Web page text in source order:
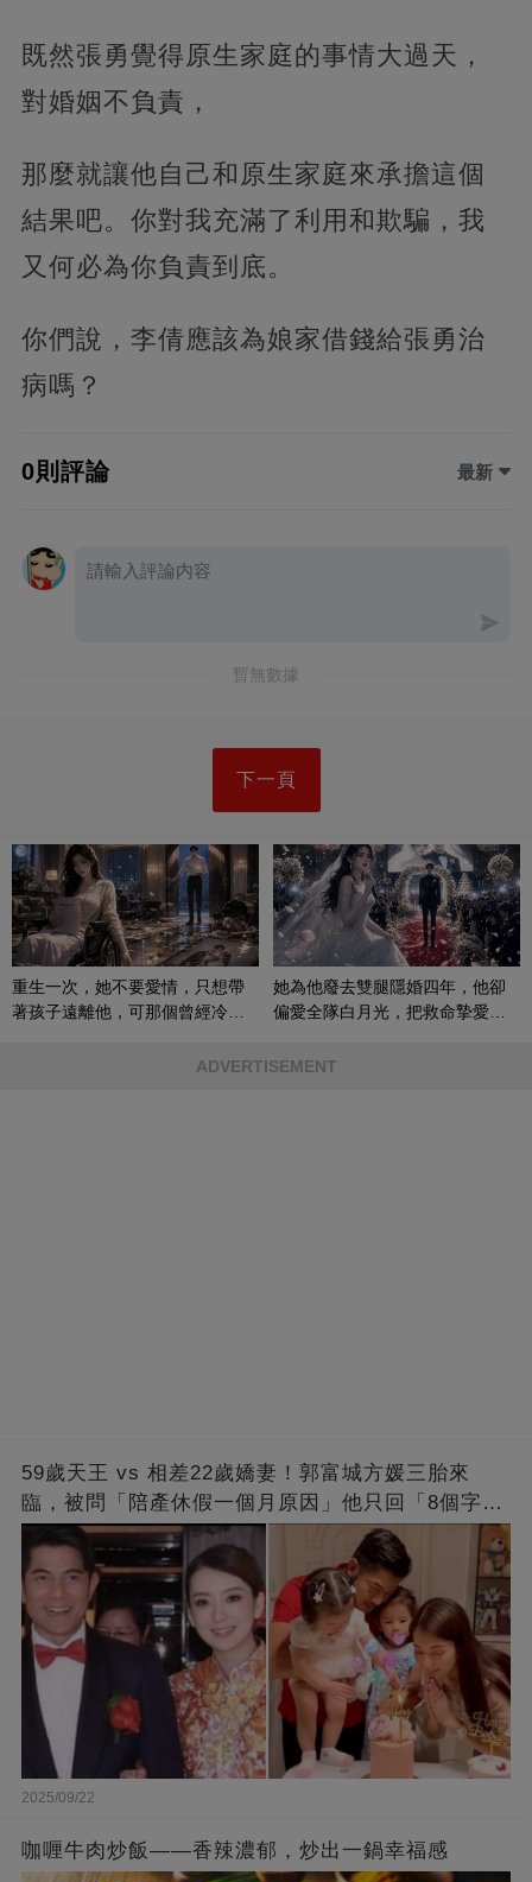
既然張勇覺得原生家庭的事情大過天，
對婚姻不負責，
那麼就讓他自己和原生家庭來承擔這個
結果吧。你對我充滿了利用和欺騙，我
又何必為你負責到底。
你們說，李倩應該為娘家借錢給張勇治
病嗎？
0則評論 最新
暫無數據
下一頁
重生一次，她不要愛情，只想帶
著孩子遠離他，可那個曾經冷漠
她為他廢去雙腿隱婚四年，他卻
偏愛全隊白月光，把救命摯愛當
ADVERTISEMENT
59歲天王 vs 相差22歲嬌妻！郭富城方媛三胎來
臨，被問「陪產休假一個月原因」他只回「8個字」
被贊爆
2025/09/22
咖喱牛肉炒飯——香辣濃郁，炒出一鍋幸福感